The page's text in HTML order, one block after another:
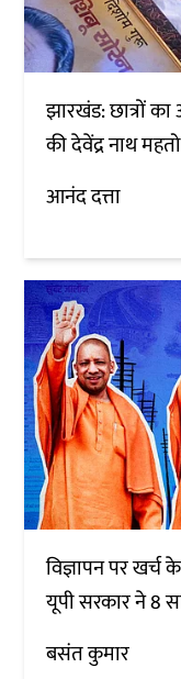
झारखंड: छात्रों
की देवेंद्र नाथ
आनंद दत्ता
विज्ञापन पर
यूपी सरकार ने 8
बसंत कुमार